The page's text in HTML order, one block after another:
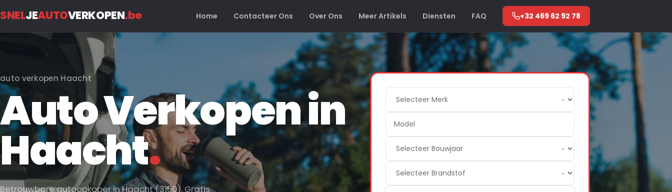
SNELJEAUTOVERKOPEN.be Home Contacteer Ons Over Ons Meer Artikels Diensten FAQ +32 469 62 92 78
auto verkopen Haacht
Auto Verkopen in
Haacht.
Betrouwbare autoopkoper in Haacht (3150). Gratis